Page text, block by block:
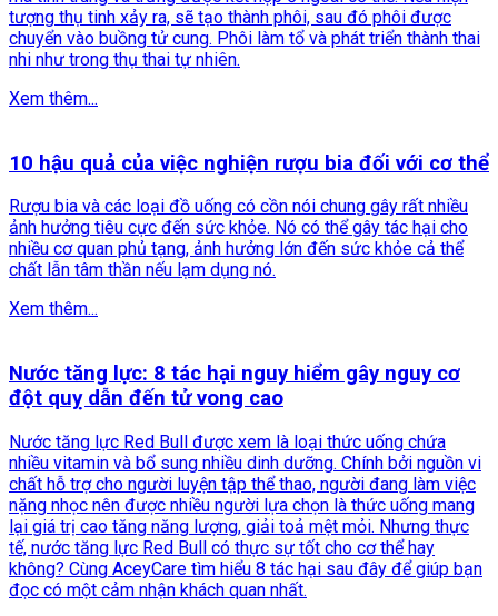
tượng thụ tinh xảy ra, sẽ tạo thành phôi, sau đó phôi được
chuyển vào buồng tử cung. Phôi làm tổ và phát triển thành thai
nhi như trong thụ thai tự nhiên.
Xem thêm...
10 hậu quả của việc nghiện rượu bia đối với cơ thể
Rượu bia và các loại đồ uống có cồn nói chung gây rất nhiều
ảnh hưởng tiêu cực đến sức khỏe. Nó có thể gây tác hại cho
nhiều cơ quan phủ tạng, ảnh hưởng lớn đến sức khỏe cả thể
chất lẫn tâm thần nếu lạm dụng nó.
Xem thêm...
Nước tăng lực: 8 tác hại nguy hiểm gây nguy cơ
đột quỵ dẫn đến tử vong cao
Nước tăng lực Red Bull được xem là loại thức uống chứa
nhiều vitamin và bổ sung nhiều dinh dưỡng. Chính bởi nguồn vi
chất hỗ trợ cho người luyện tập thể thao, người đang làm việc
nặng nhọc nên được nhiều người lựa chọn là thức uống mang
lại giá trị cao tăng năng lượng, giải toả mệt mỏi. Nhưng thực
tế, nước tăng lực Red Bull có thực sự tốt cho cơ thể hay
không? Cùng AceyCare tìm hiểu 8 tác hại sau đây để giúp bạn
đọc có một cảm nhận khách quan nhất.